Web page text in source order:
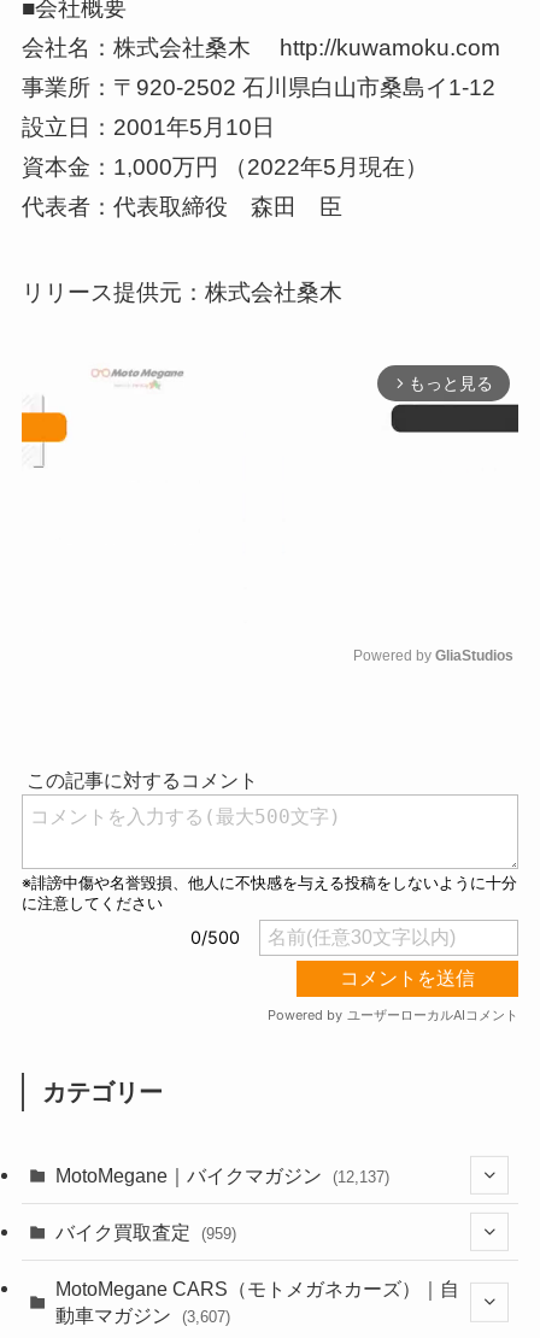
■会社概要
会社名：株式会社桑木 http://kuwamoku.com
事業所：〒920-2502 石川県白山市桑島イ1-12
設立日：2001年5月10日
資本金：1,000万円 （2022年5月現在）
代表者：代表取締役 森田 臣
リリース提供元：株式会社桑木
arrow_forward_ios もっと見る
Powered by GliaStudios
カテゴリー
MotoMegane｜バイクマガジン (12,137)
(44)
バイク買取査定 (959)
(352)
MotoMegane CARS（モトメガネカーズ）｜自
動車マガジン
(3,607)